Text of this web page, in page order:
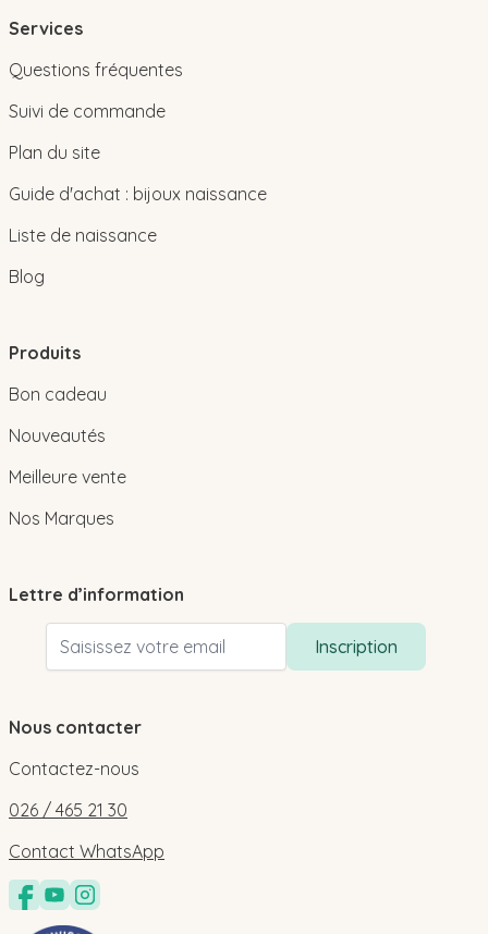
Services
Questions fréquentes
Suivi de commande
Plan du site
Guide d'achat : bijoux naissance
Liste de naissance
Blog
Produits
Bon cadeau
Nouveautés
Meilleure vente
Nos Marques
Lettre d’information
Adresse email
Inscription
Nous contacter
Contactez-nous
026 / 465 21 30
Contact WhatsApp